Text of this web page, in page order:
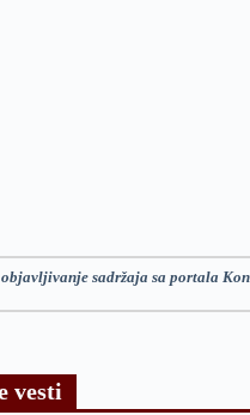
sadržaja sa portala
vesti